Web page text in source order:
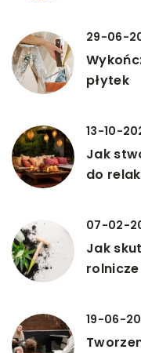
29-06-
płytek
13-10-
Jak
do
07-02-
Jak
19-06-